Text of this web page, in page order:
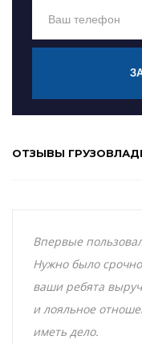
ОТЗЫВЫ
Впервые
Нужно было
ваши ребята
и лояльное
иметь дело.